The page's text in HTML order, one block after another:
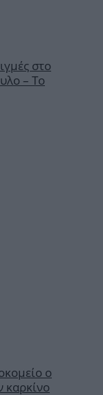
στο
– Το
ο
καρκίνο